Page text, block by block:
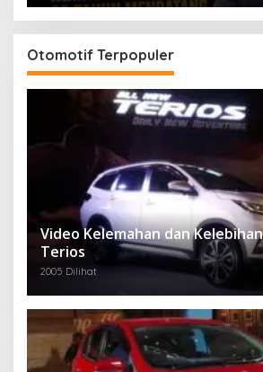
Otomotif Terpopuler
Video Kelemahan dan
Terios
2005 Dilihat